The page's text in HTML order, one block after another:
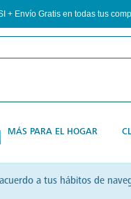
+ Envío Gratis en todas tus
MÁS PARA EL HOGAR
a tus hábitos de